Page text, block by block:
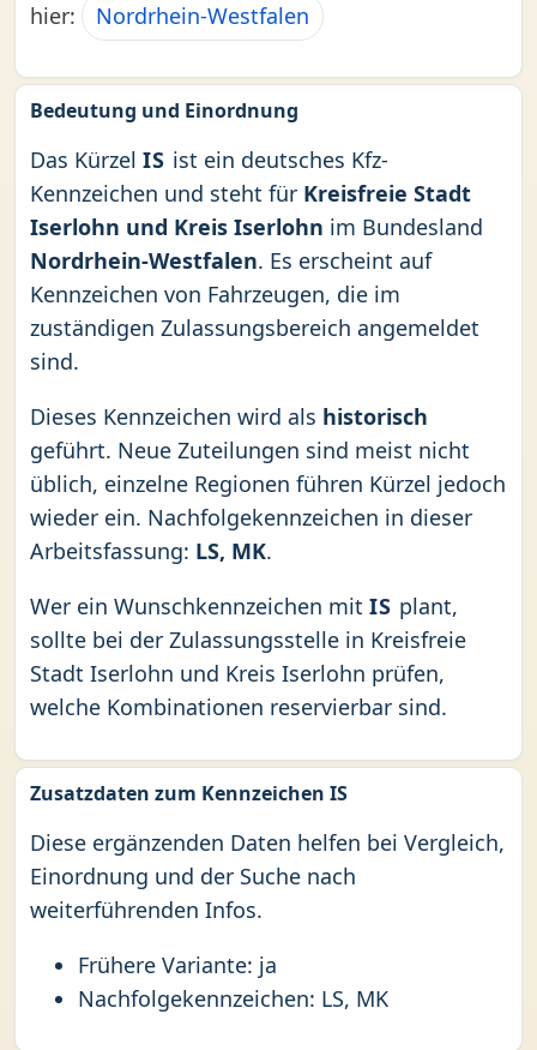
hier:
Nordrhein-Westfalen
Bedeutung und Einordnung
Das Kürzel IS ist ein deutsches Kfz-
Kennzeichen und steht für Kreisfreie Stadt
Iserlohn und Kreis Iserlohn im Bundesland
Nordrhein-Westfalen. Es erscheint auf
Kennzeichen von Fahrzeugen, die im
zuständigen Zulassungsbereich angemeldet
sind.
Dieses Kennzeichen wird als historisch
geführt. Neue Zuteilungen sind meist nicht
üblich, einzelne Regionen führen Kürzel jedoch
wieder ein. Nachfolgekennzeichen in dieser
Arbeitsfassung: LS, MK.
Wer ein Wunschkennzeichen mit IS plant,
sollte bei der Zulassungsstelle in Kreisfreie
Stadt Iserlohn und Kreis Iserlohn prüfen,
welche Kombinationen reservierbar sind.
Zusatzdaten zum Kennzeichen IS
Diese ergänzenden Daten helfen bei Vergleich,
Einordnung und der Suche nach
weiterführenden Infos.
Frühere Variante: ja
Nachfolgekennzeichen: LS, MK